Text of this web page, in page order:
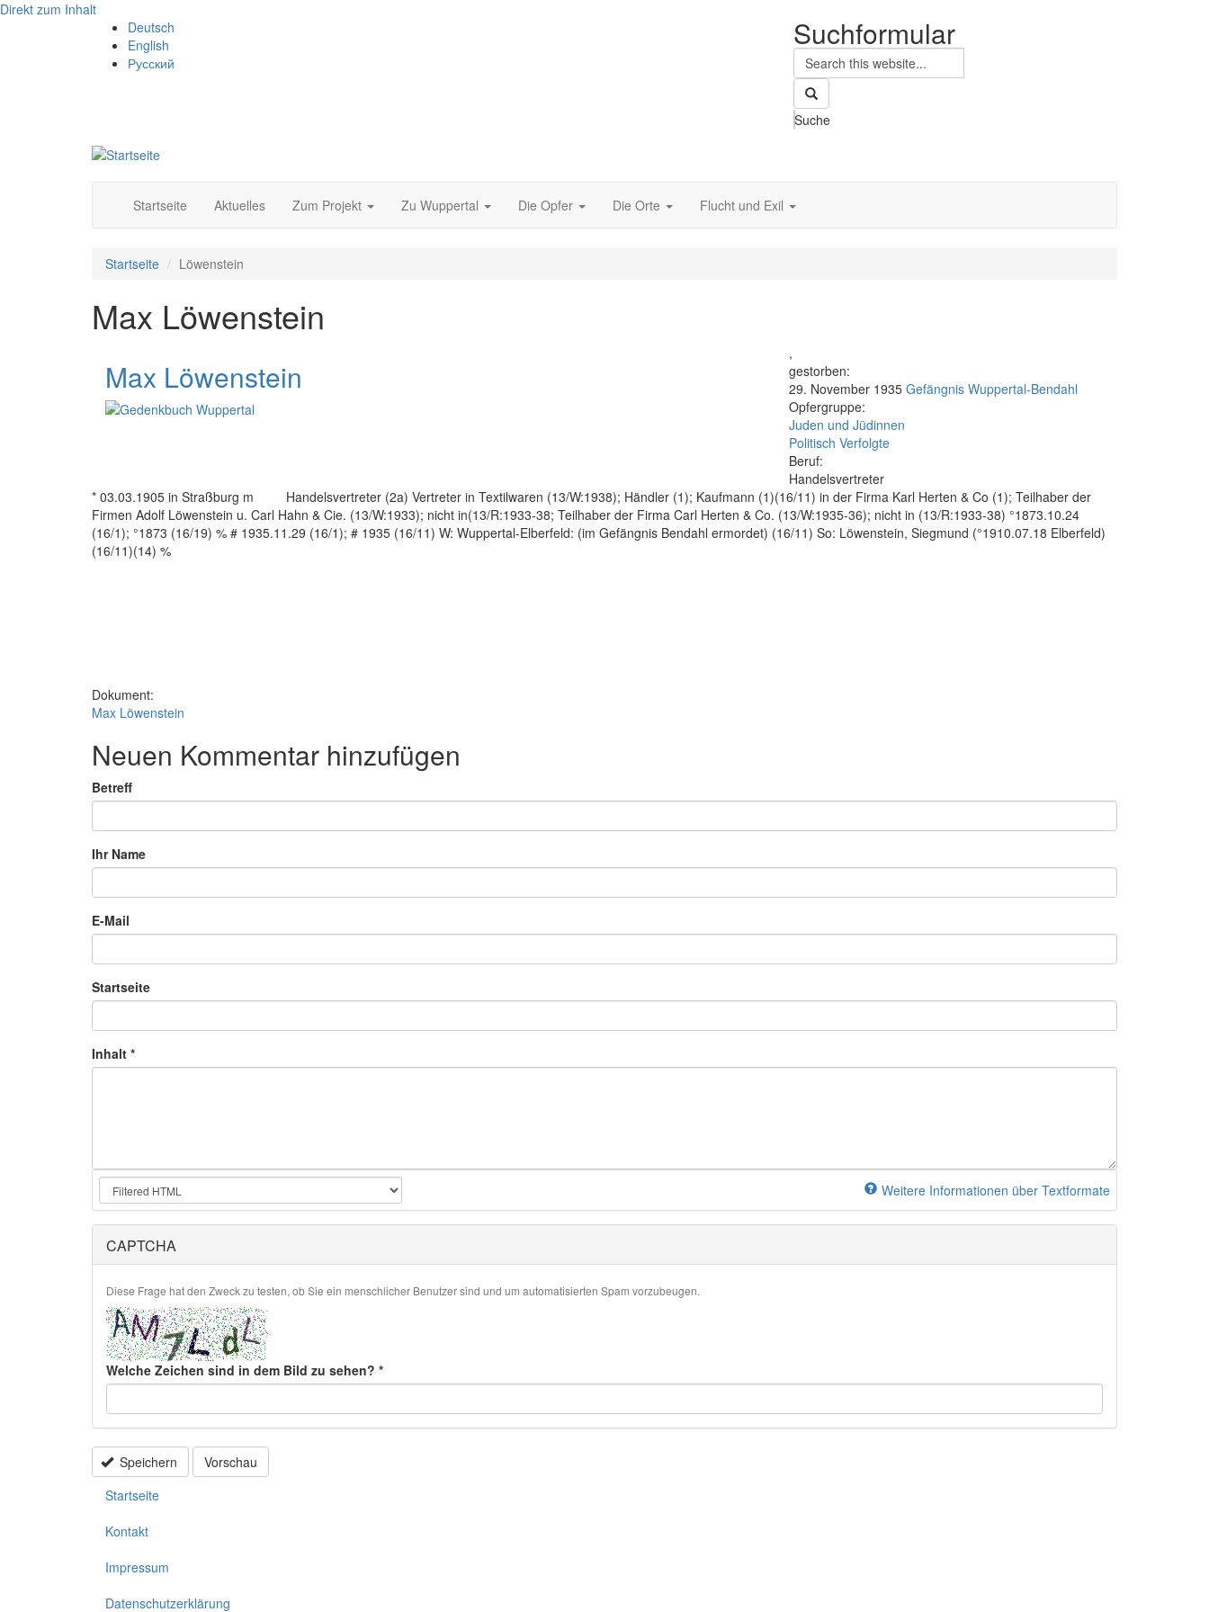
Direkt zum Inhalt
Deutsch
English
Русский
Suchformular
Suche
Startseite Aktuelles Zum Projekt Zu Wuppertal Die Opfer Die Orte Flucht und Exil
Startseite Löwenstein
Max Löwenstein
Max Löwenstein
,
gestorben:
29. November 1935 Gefängnis Wuppertal-Bendahl
Opfergruppe:
Juden und Jüdinnen
Politisch Verfolgte
Beruf:
Handelsvertreter
* 03.03.1905 in Straßburg m Handelsvertreter (2a) Vertreter in Textilwaren (13/W:1938); Händler (1); Kaufmann (1)(16/11) in der Firma Karl Herten & Co (1); Teilhaber der
Firmen Adolf Löwenstein u. Carl Hahn & Cie. (13/W:1933); nicht in(13/R:1933-38; Teilhaber der Firma Carl Herten & Co. (13/W:1935-36); nicht in (13/R:1933-38) °1873.10.24
(16/1); °1873 (16/19) % # 1935.11.29 (16/1); # 1935 (16/11) W: Wuppertal-Elberfeld: (im Gefängnis Bendahl ermordet) (16/11) So: Löwenstein, Siegmund (°1910.07.18 Elberfeld)
(16/11)(14) %
Dokument:
Max Löwenstein
Neuen Kommentar hinzufügen
Betreff
Ihr Name
E-Mail
Startseite
Inhalt *
Weitere Informationen über Textformate
CAPTCHA
Diese Frage hat den Zweck zu testen, ob Sie ein menschlicher Benutzer sind und um automatisierten Spam vorzubeugen.
Welche Zeichen sind in dem Bild zu sehen? *
Speichern
Vorschau
Startseite
Kontakt
Impressum
Datenschutzerklärung